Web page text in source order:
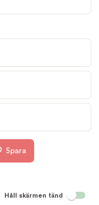
Spara
Håll skärmen tänd